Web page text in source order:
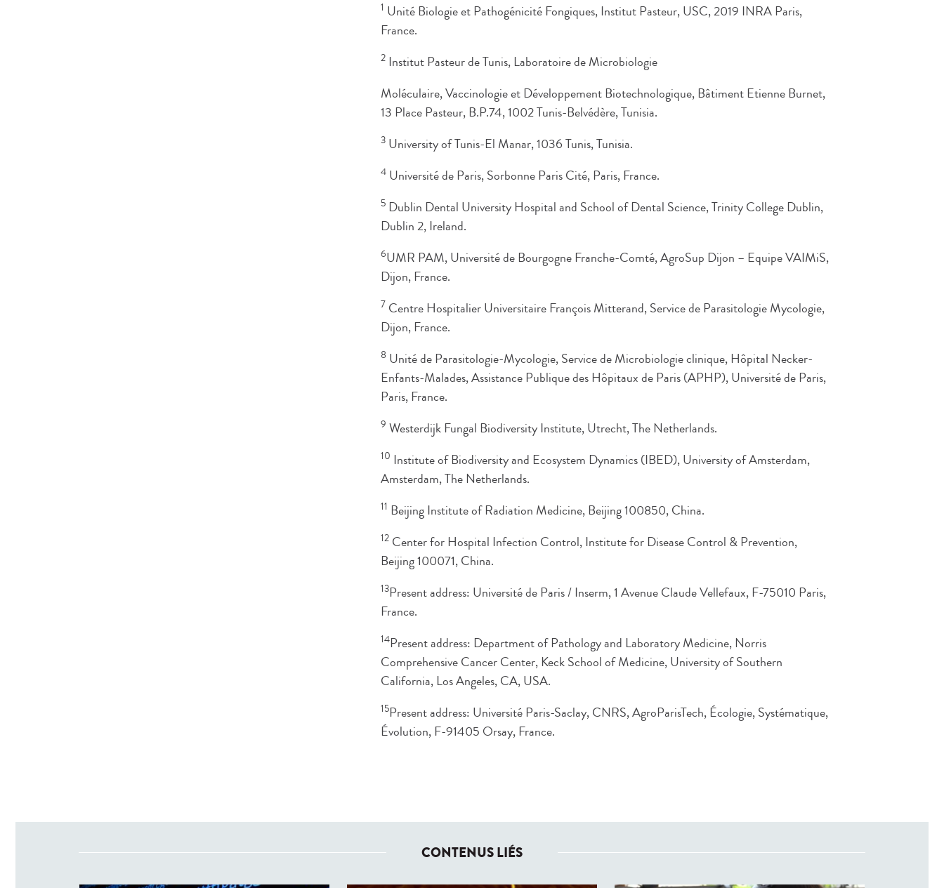
1 Unité Biologie et Pathogénicité Fongiques, Institut Pasteur, USC, 2019 INRA Paris,
France.
2 Institut Pasteur de Tunis, Laboratoire de Microbiologie
Moléculaire, Vaccinologie et Développement Biotechnologique, Bâtiment Etienne Burnet,
13 Place Pasteur, B.P.74, 1002 Tunis-Belvédère, Tunisia.
3 University of Tunis-El Manar, 1036 Tunis, Tunisia.
4 Université de Paris, Sorbonne Paris Cité, Paris, France.
5 Dublin Dental University Hospital and School of Dental Science, Trinity College Dublin,
Dublin 2, Ireland.
6UMR PAM, Université de Bourgogne Franche-Comté, AgroSup Dijon – Equipe VAIMiS,
Dijon, France.
7 Centre Hospitalier Universitaire François Mitterand, Service de Parasitologie Mycologie,
Dijon, France.
8 Unité de Parasitologie-Mycologie, Service de Microbiologie clinique, Hôpital Necker-
Enfants-Malades, Assistance Publique des Hôpitaux de Paris (APHP), Université de Paris,
Paris, France.
9 Westerdijk Fungal Biodiversity Institute, Utrecht, The Netherlands.
10 Institute of Biodiversity and Ecosystem Dynamics (IBED), University of Amsterdam,
Amsterdam, The Netherlands.
11 Beijing Institute of Radiation Medicine, Beijing 100850, China.
12 Center for Hospital Infection Control, Institute for Disease Control & Prevention,
Beijing 100071, China.
13Present address: Université de Paris / Inserm, 1 Avenue Claude Vellefaux, F-75010 Paris,
France.
14Present address: Department of Pathology and Laboratory Medicine, Norris
Comprehensive Cancer Center, Keck School of Medicine, University of Southern
California, Los Angeles, CA, USA.
15Present address: Université Paris-Saclay, CNRS, AgroParisTech, Écologie, Systématique,
Évolution, F-91405 Orsay, France.
CONTENUS LIÉS